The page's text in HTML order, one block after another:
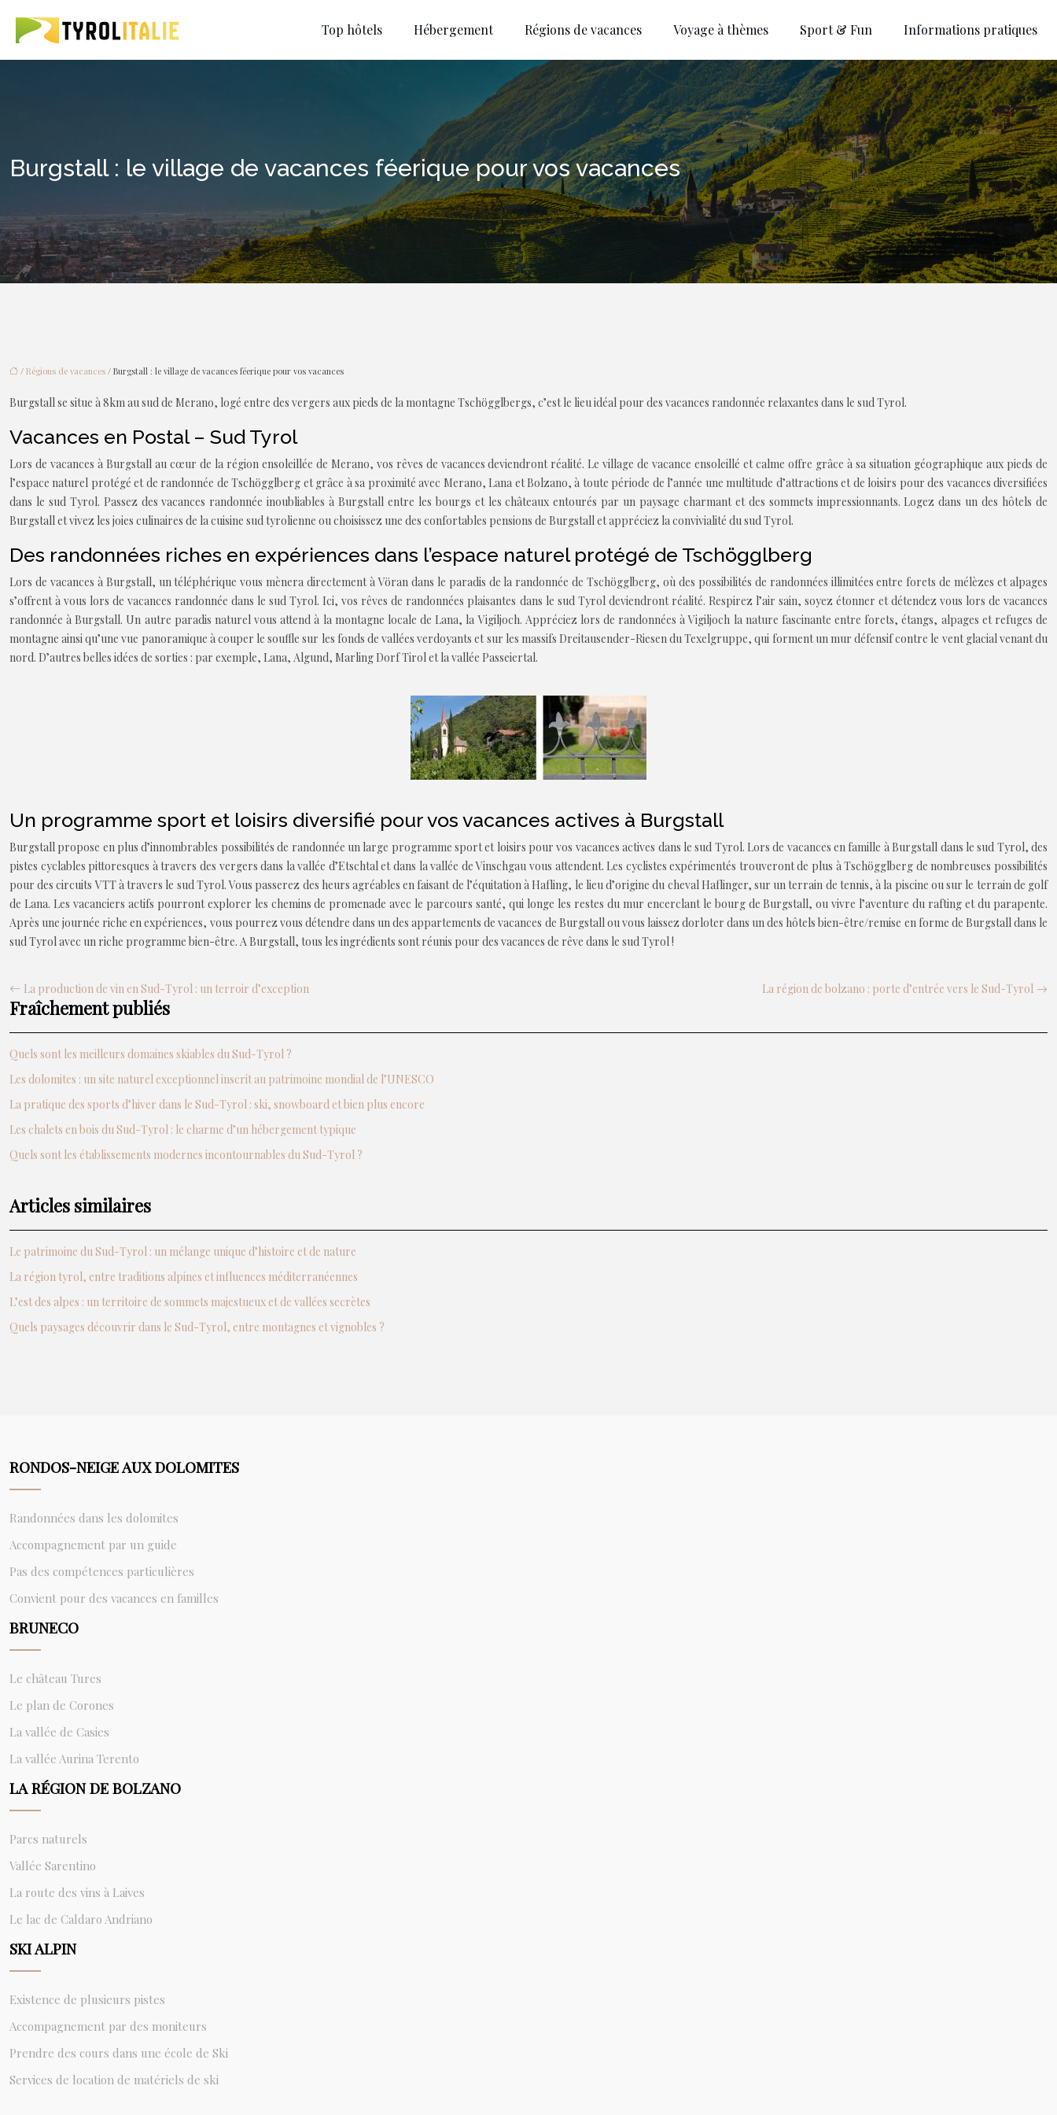
Top hôtels Hébergement Régions de vacances Voyage à thèmes Sport & Fun Informations pratiques
Burgstall : le village de vacances féerique pour vos vacances
/ Régions de vacances / Burgstall : le village de vacances féerique pour vos vacances
Burgstall se situe à 8km au sud de Merano, logé entre des vergers aux pieds de la montagne Tschögglbergs, c’est le lieu idéal pour des vacances randonnée relaxantes dans le sud Tyrol.
Vacances en Postal – Sud Tyrol
Lors de vacances à Burgstall au cœur de la région ensoleillée de Merano, vos rêves de vacances deviendront réalité. Le village de vacance ensoleillé et calme offre grâce à sa situation géographique aux pieds de
l’espace naturel protégé et de randonnée de Tschögglberg et grâce à sa proximité avec Merano, Lana et Bolzano, à toute période de l’année une multitude d’attractions et de loisirs pour des vacances diversifiées
dans le sud Tyrol. Passez des vacances randonnée inoubliables à Burgstall entre les bourgs et les châteaux entourés par un paysage charmant et des sommets impressionnants. Logez dans un des hôtels de
Burgstall et vivez les joies culinaires de la cuisine sud tyrolienne ou choisissez une des confortables pensions de Burgstall et appréciez la convivialité du sud Tyrol.
Des randonnées riches en expériences dans l’espace naturel protégé de Tschögglberg
Lors de vacances à Burgstall, un téléphérique vous mènera directement à Vöran dans le paradis de la randonnée de Tschögglberg, où des possibilités de randonnées illimitées entre forets de mélèzes et alpages
s’offrent à vous lors de vacances randonnée dans le sud Tyrol. Ici, vos rêves de randonnées plaisantes dans le sud Tyrol deviendront réalité. Respirez l’air sain, soyez étonner et détendez vous lors de vacances
randonnée à Burgstall. Un autre paradis naturel vous attend à la montagne locale de Lana, la Vigiljoch. Appréciez lors de randonnées à Vigiljoch la nature fascinante entre forets, étangs, alpages et refuges de
montagne ainsi qu’une vue panoramique à couper le souffle sur les fonds de vallées verdoyants et sur les massifs Dreitausender-Riesen du Texelgruppe, qui forment un mur défensif contre le vent glacial venant du
nord. D’autres belles idées de sorties : par exemple, Lana, Algund, Marling Dorf Tirol et la vallée Passeiertal.
Un programme sport et loisirs diversifié pour vos vacances actives à Burgstall
Burgstall propose en plus d’innombrables possibilités de randonnée un large programme sport et loisirs pour vos vacances actives dans le sud Tyrol. Lors de vacances en famille à Burgstall dans le sud Tyrol, des
pistes cyclables pittoresques à travers des vergers dans la vallée d’Etschtal et dans la vallée de Vinschgau vous attendent. Les cyclistes expérimentés trouveront de plus à Tschögglberg de nombreuses possibilités
pour des circuits VTT à travers le sud Tyrol. Vous passerez des heurs agréables en faisant de l’équitation à Hafling, le lieu d’origine du cheval Haflinger, sur un terrain de tennis, à la piscine ou sur le terrain de golf
de Lana. Les vacanciers actifs pourront explorer les chemins de promenade avec le parcours santé, qui longe les restes du mur encerclant le bourg de Burgstall, ou vivre l’aventure du rafting et du parapente.
Après une journée riche en expériences, vous pourrez vous détendre dans un des appartements de vacances de Burgstall ou vous laissez dorloter dans un des hôtels bien-être/remise en forme de Burgstall dans le
sud Tyrol avec un riche programme bien-être. A Burgstall, tous les ingrédients sont réunis pour des vacances de rêve dans le sud Tyrol !
La production de vin en Sud-Tyrol : un terroir d’exception La région de bolzano : porte d’entrée vers le Sud-Tyrol
Fraîchement publiés
Quels sont les meilleurs domaines skiables du Sud-Tyrol ?
Les dolomites : un site naturel exceptionnel inscrit au patrimoine mondial de l’UNESCO
La pratique des sports d’hiver dans le Sud-Tyrol : ski, snowboard et bien plus encore
Les chalets en bois du Sud-Tyrol : le charme d’un hébergement typique
Quels sont les établissements modernes incontournables du Sud-Tyrol ?
Articles similaires
Le patrimoine du Sud-Tyrol : un mélange unique d’histoire et de nature
La région tyrol, entre traditions alpines et influences méditerranéennes
L’est des alpes : un territoire de sommets majestueux et de vallées secrètes
Quels paysages découvrir dans le Sud-Tyrol, entre montagnes et vignobles ?
RONDOS-NEIGE AUX DOLOMITES
Randonnées dans les dolomites
Accompagnement par un guide
Pas des compétences particulières
Convient pour des vacances en familles
BRUNECO
Le château Tures
Le plan de Corones
La vallée de Casies
La vallée Aurina Terento
LA RÉGION DE BOLZANO
Parcs naturels
Vallée Sarentino
La route des vins à Laives
Le lac de Caldaro Andriano
SKI ALPIN
Existence de plusieurs pistes
Accompagnement par des moniteurs
Prendre des cours dans une école de Ski
Services de location de matériels de ski